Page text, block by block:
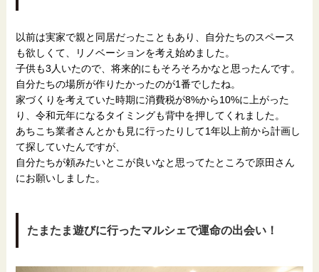
以前は実家で親と同居だったこともあり、自分たちのスペース
も欲しくて、リノベーションを考え始めました。
子供も3人いたので、将来的にもそろそろかなと思ったんです。
自分たちの場所が作りたかったのが1番でしたね。
家づくりを考えていた時期に消費税が8%から10%に上がった
り、令和元年になるタイミングも背中を押してくれました。
あちこち業者さんとかも見に行ったりして1年以上前から計画し
て探していたんですが、
自分たちが頼みたいとこが良いなと思ってたところで原田さん
にお願いしました。
たまたま遊びに行ったマルシェで運命の出会い！